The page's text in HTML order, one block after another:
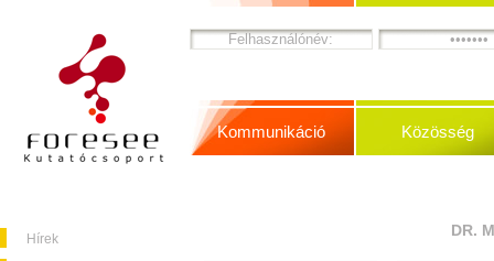
Hírek
Kommunikáció Közösség
DR.